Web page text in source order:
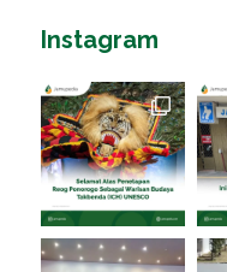
Instagram